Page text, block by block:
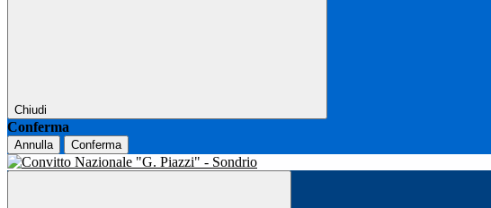
Chiudi
Conferma
Annulla Conferma